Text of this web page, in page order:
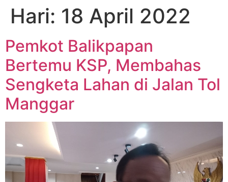
Hari: 18 April 2022
Pemkot Balikpapan
Bertemu KSP, Membahas
Sengketa Lahan di Jalan Tol
Manggar